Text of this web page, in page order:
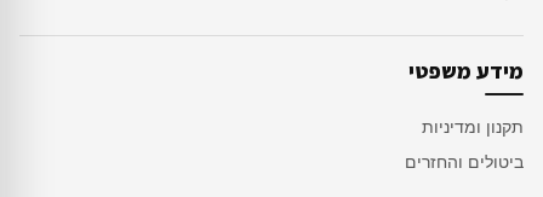
מידע משפטי
תקנון ומדיניות
ביטולים והחזרים